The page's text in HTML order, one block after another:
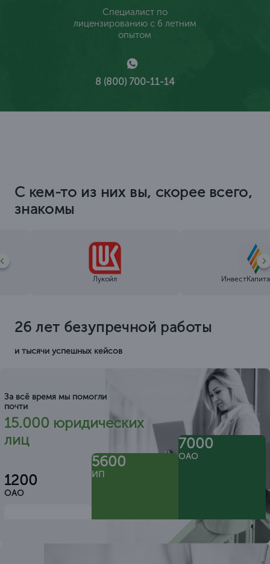
Специалист по
лицензированию с 6 летним
опытом
8 (800) 700-11-14
С кем-то из них вы, скорее всего,
знакомы
Лукойл
26 лет безупречной работы
и тысячи успешных кейсов
За всё время мы помогли
почти
15.000 юридических
лиц
1200
ОАО
5600
ИП
7000
ОАО